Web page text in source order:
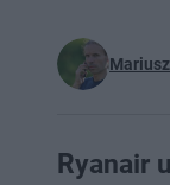
Ryanair